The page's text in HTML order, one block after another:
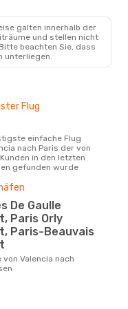
galten innerhalb der
und stellen nicht
beachten Sie, dass
unterliegen.
Flug
nach Paris der von
in den letzten
gefunden wurde
Paris Orly
Paris-Beauvais